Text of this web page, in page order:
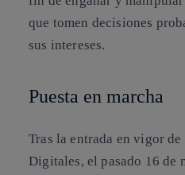
que tomen decisiones
sus intereses.
Puesta en marcha
Tras la entrada en vigor
Digitales, el pasado 16 de